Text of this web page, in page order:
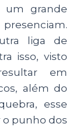
grande
liga de
isso, visto
em
além do
esse
punho dos